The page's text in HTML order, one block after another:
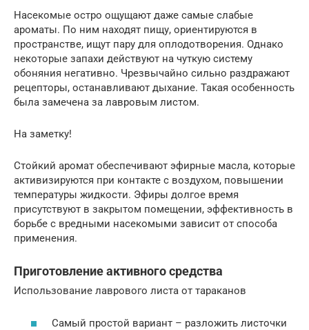
Насекомые остро ощущают даже самые слабые
ароматы. По ним находят пищу, ориентируются в
пространстве, ищут пару для оплодотворения. Однако
некоторые запахи действуют на чуткую систему
обоняния негативно. Чрезвычайно сильно раздражают
рецепторы, останавливают дыхание. Такая особенность
была замечена за лавровым листом.
На заметку!
Стойкий аромат обеспечивают эфирные масла, которые
активизируются при контакте с воздухом, повышении
температуры жидкости. Эфиры долгое время
присутствуют в закрытом помещении, эффективность в
борьбе с вредными насекомыми зависит от способа
применения.
Приготовление активного средства
Использование лаврового листа от тараканов
Самый простой вариант – разложить листочки